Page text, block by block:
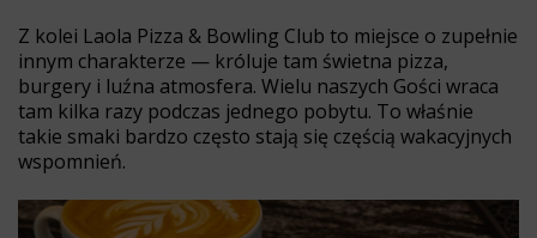
Z kolei Laola Pizza & Bowling Club to miejsce o zupełnie
innym charakterze — króluje tam świetna pizza,
burgery i luźna atmosfera. Wielu naszych Gości wraca
tam kilka razy podczas jednego pobytu. To właśnie
takie smaki bardzo często stają się częścią wakacyjnych
wspomnień.